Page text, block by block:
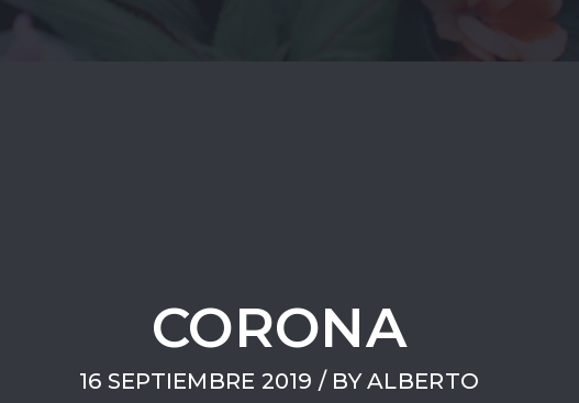
CORONA
16 SEPTIEMBRE 2019 / BYALBERTO